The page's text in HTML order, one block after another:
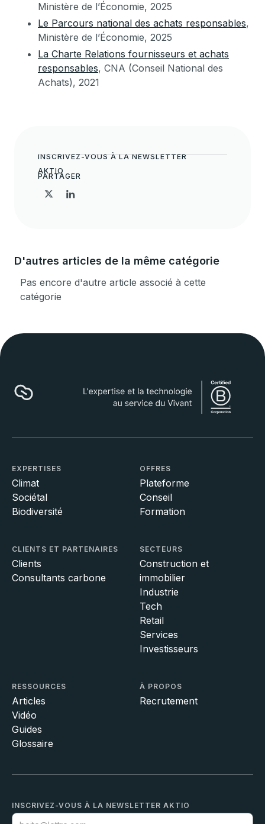
Ministère de l’Économie, 2025
Le Parcours national des achats responsables,
Ministère de l’Économie, 2025
La Charte Relations fournisseurs et achats
responsables, CNA (Conseil National des
Achats), 2021
INSCRIVEZ-VOUS À LA NEWSLETTER
AKTIO
PARTAGER
D'autres articles de la même catégorie
Pas encore d'autre article associé à cette
catégorie
EXPERTISES
Climat
Sociétal
Biodiversité
OFFRES
Plateforme
Conseil
Formation
CLIENTS ET PARTENAIRES
Clients
Consultants carbone
SECTEURS
Construction et
immobilier
Industrie
Tech
Retail
Services
Investisseurs
RESSOURCES
Articles
Vidéo
Guides
Glossaire
À PROPOS
Recrutement
INSCRIVEZ-VOUS À LA NEWSLETTER AKTIO